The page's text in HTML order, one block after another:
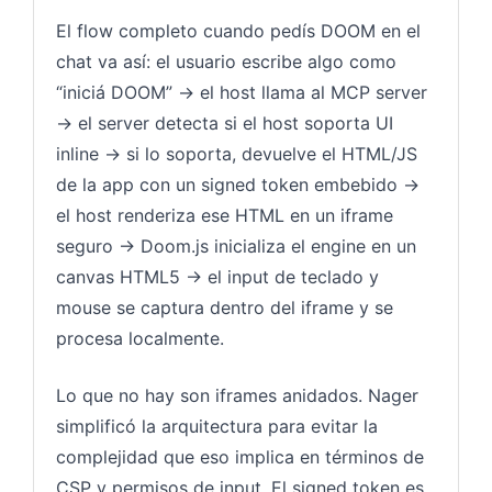
El flow completo cuando pedís DOOM en el
chat va así: el usuario escribe algo como
“iniciá DOOM” → el host llama al MCP server
→ el server detecta si el host soporta UI
inline → si lo soporta, devuelve el HTML/JS
de la app con un signed token embebido →
el host renderiza ese HTML en un iframe
seguro → Doom.js inicializa el engine en un
canvas HTML5 → el input de teclado y
mouse se captura dentro del iframe y se
procesa localmente.
Lo que no hay son iframes anidados. Nager
simplificó la arquitectura para evitar la
complejidad que eso implica en términos de
CSP y permisos de input. El signed token es